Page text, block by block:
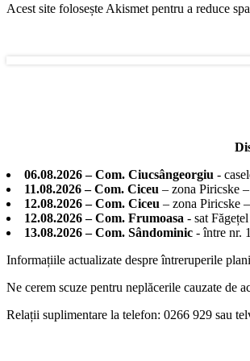
Acest site folosește Akismet pentru a reduce
06.08.2026 – Com. Ciucsângeorgiu -
11.08.2026 – Com. Ciceu – zona Piricske
12.08.2026 – Com. Ciceu – zona Piricske
12.08.2026 – Com. Frumoasa - sat
13.08.2026 – Com. Sândominic - între nr.
Informațiile actualizate despre întreruperile
Ne cerem scuze pentru neplăcerile cauzate de
Relații suplimentare la telefon: 0266 929 sau